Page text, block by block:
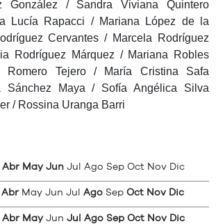
González / Sandra Viviana Quintero
Lucía Rapacci / Mariana López de la
Cervantes / Marcela Rodríguez
Rodríguez Márquez / Mariana Robles
Romero Tejero / María Cristina Safa
Sánchez Maya / Sofía Angélica Silva
/ Rossina Uranga Barri
Abr May Jun Jul Ago Sep Oct Nov Dic
Abr May Jun Jul Ago Sep Oct Nov Dic
Abr May Jun Jul Ago Sep Oct Nov Dic